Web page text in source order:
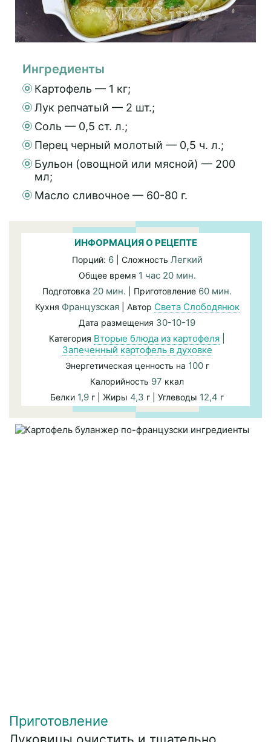
Ингредиенты
Картофель — 1 кг;
Лук репчатый — 2 шт.;
Соль — 0,5 ст. л.;
Перец черный молотый — 0,5 ч. л.;
Бульон (овощной или мясной) — 200
мл;
Масло сливочное — 60-80 г.
ИНФОРМАЦИЯ О РЕЦЕПТЕ
Порций: 6| Сложность Легкий
Общее время 1 час 20 мин.
Подготовка 20 мин. | Приготовление 60 мин.
Кухня Французская| Автор Света Слободянюк
Дата размещения 30-10-19
Категория Вторые блюда из картофеля
Запеченный картофель в духовке
Энергетическая ценность на 100г
Калорийность 97 ккал
Белки 1,9 г | Жиры 4,3 г | Углеводы 12,4 г
Приготовление